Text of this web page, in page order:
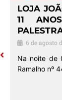
LOJA
11
6 de agosto
Na noite de
Ramalho nº